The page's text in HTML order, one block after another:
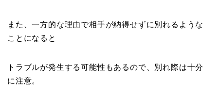
また、一方的な理由で相手が納得せずに別れるような
ことになると
トラブルが発生する可能性もあるので、別れ際は十分
に注意。